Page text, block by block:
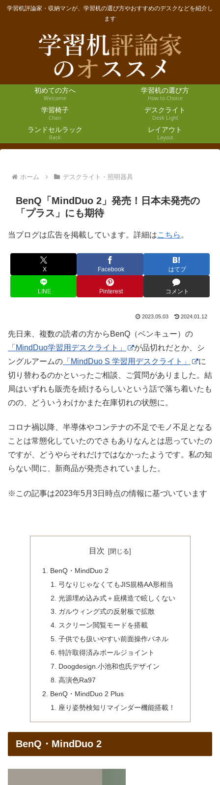
学習机評論家・収納マンが、学習机の選び方やおすすめのデスクなどを紹介し
ます
初めての方へ
Welcome
学習机の選び方
How to Choice
学習椅子
Chair
デスクライト
Desk Light
ランドセルラック
Rack
レイアウト
Layout
ホーム デスクライト・照明器具
BenQ「MindDuo 2」発売！日本未発売の
「プラス」にも期待
当ブログは広告を掲載しています。詳細はこちら 。
X Facebook はてブ
LINE Pinterest コメント
2023.05.03 2024.01.12
先日来、複数の読者の方からBenQ（ベンキュー）の
「MindDuo学習用デスクライト」
が品切れだとか、シ
ングルアームの 「MindDuo S 学習用デスクライト」
に
切り替わるのかといったご相談、ご質問がありました。結
局はいずれも販売を続けるらしいという話で落ち着いたも
のの、どういうわけかまた在庫切れの状態に。
コロナ禍以降、半導体やコンテナの不足でモノ不足となる
ことは常態化していたのでさもありなんとは思っていたの
ですが、どうやらそれだけではなかったようです。私の知
らない間に、新商品が発売されていました。
※この記事は2023年5月3日時点の情報に基づいています
目次
BenQ・MindDuo 2
弓なりじゃなくてもJIS規格AA形相当
光源埋め込み式＋庇構造で眩しくない
ガルウィング式の反射板で拡散
スクリーン閲覧モードを搭載
子供でも扱いやすい前面操作パネル
特許取得済みボールジョイント
Doogdesign.小池和也氏デザイン
高演色Ra97
BenQ・MindDuo 2 Plus
座り姿勢検知リマインダー機能搭載！
BenQ・MindDuo 2